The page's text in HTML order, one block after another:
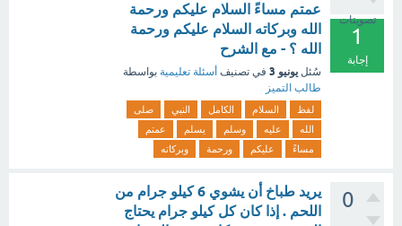
تصويتات
1
إجابة
عمتم مساءً السلام عليكم ورحمة
الله وبركاته السلام عليكم ورحمة
الله ؟ - مع الشرح
سُئل يونيو 3 في تصنيف أسئلة تعليمية بواسطة
طالب التميز
لفظ السلام الكامل النبي
صلى
الله
عليه وسلم يسلم
عمتم
مساءً
عليكم ورحمة وبركاته
0
يريد طباخ أن يشوي 6 كيلو جرام من
اللحم . إذا كان كل كيلو جرام يحتاج